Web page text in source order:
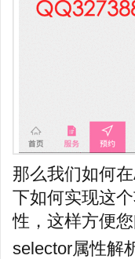
那么我们如何
下如何实现这
性，这样方便您
selector属性解